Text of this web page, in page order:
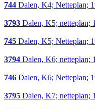
744 Dalen, K4; Netteplan;
3793 Dalen, K5; netteplan;
745 Dalen, K5; Netteplan;
3794 Dalen, K6; netteplan;
746 Dalen, K6; Netteplan;
3795 Dalen, K7; netteplan;